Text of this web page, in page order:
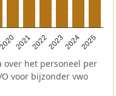
202020212022202320242025
over het personeel per
voor bijzonder vwo